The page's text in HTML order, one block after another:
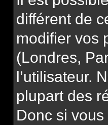
différent de
modifier vos
(Londres,
l’utilisateur.
plupart des
Donc si vous